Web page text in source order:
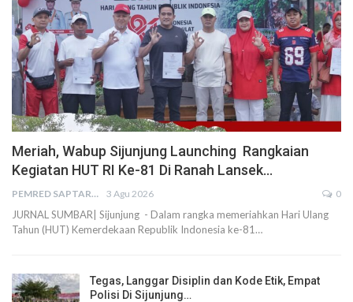
Meriah, Wabup Sijunjung Launching Rangkaian
Kegiatan HUT RI Ke-81 Di Ranah Lansek…
PEMRED SAPTARIUS 3 Agu 2026 0
JURNAL SUMBAR| Sijunjung - Dalam rangka memeriahkan Hari Ulang
Tahun (HUT) Kemerdekaan Republik Indonesia ke-81…
Tegas, Langgar Disiplin dan Kode Etik, Empat
Polisi Di Sijunjung…